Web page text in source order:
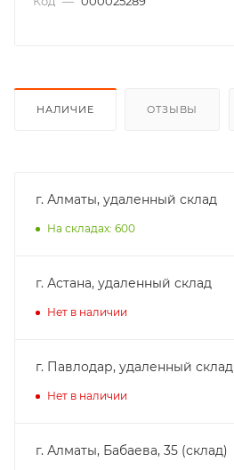
НАЛИЧИЕ ОТЗЫВЫ
г. Алматы, удаленный склад
На складах: 600
г. Астана, удаленный склад
Нет в наличии
г. Павлодар, удаленный склад
Нет в наличии
г. Алматы, Бабаева, 35 (склад)